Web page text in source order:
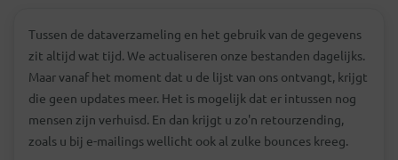
Tussen de dataverzameling en het gebruik van de gegevens
zit altijd wat tijd. We actualiseren onze bestanden dagelijks.
Maar vanaf het moment dat u de lijst van ons ontvangt, krijgt
die geen updates meer. Het is mogelijk dat er intussen nog
mensen zijn verhuisd. En dan krijgt u zo'n retourzending,
zoals u bij e-mailings wellicht ook al zulke bounces kreeg.